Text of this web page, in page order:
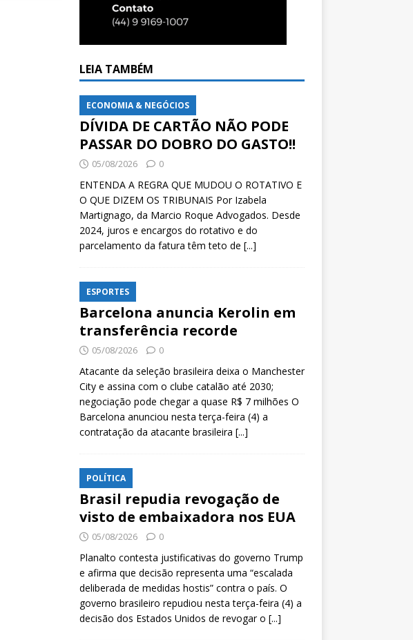
LEIA TAMBÉM
ECONOMIA & NEGÓCIOS
DÍVIDA DE CARTÃO NÃO PODE
PASSAR DO DOBRO DO GASTO!!
05/08/2026 0
ENTENDA A REGRA QUE MUDOU O ROTATIVO E
O QUE DIZEM OS TRIBUNAIS Por Izabela
Martignago, da Marcio Roque Advogados. Desde
2024, juros e encargos do rotativo e do
parcelamento da fatura têm teto de [...]
ESPORTES
Barcelona anuncia Kerolin em
transferência recorde
05/08/2026 0
Atacante da seleção brasileira deixa o Manchester
City e assina com o clube catalão até 2030;
negociação pode chegar a quase R$ 7 milhões O
Barcelona anunciou nesta terça-feira (4) a
contratação da atacante brasileira [...]
POLÍTICA
Brasil repudia revogação de
visto de embaixadora nos EUA
05/08/2026 0
Planalto contesta justificativas do governo Trump
e afirma que decisão representa uma “escalada
deliberada de medidas hostis” contra o país. O
governo brasileiro repudiou nesta terça-feira (4) a
decisão dos Estados Unidos de revogar o [...]